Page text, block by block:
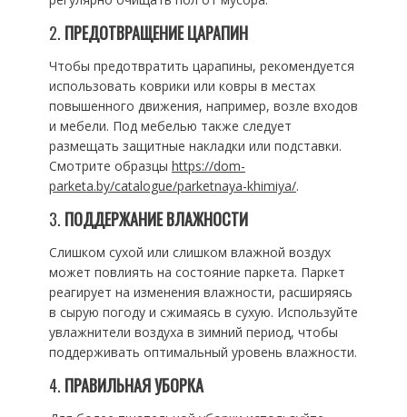
2. ПРЕДОТВРАЩЕНИЕ ЦАРАПИН
Чтобы предотвратить царапины, рекомендуется
использовать коврики или ковры в местах
повышенного движения, например, возле входов
и мебели. Под мебелью также следует
размещать защитные накладки или подставки.
Смотрите образцы https://dom-
parketa.by/catalogue/parketnaya-khimiya/.
3. ПОДДЕРЖАНИЕ ВЛАЖНОСТИ
Слишком сухой или слишком влажной воздух
может повлиять на состояние паркета. Паркет
реагирует на изменения влажности, расширяясь
в сырую погоду и сжимаясь в сухую. Используйте
увлажнители воздуха в зимний период, чтобы
поддерживать оптимальный уровень влажности.
4. ПРАВИЛЬНАЯ УБОРКА